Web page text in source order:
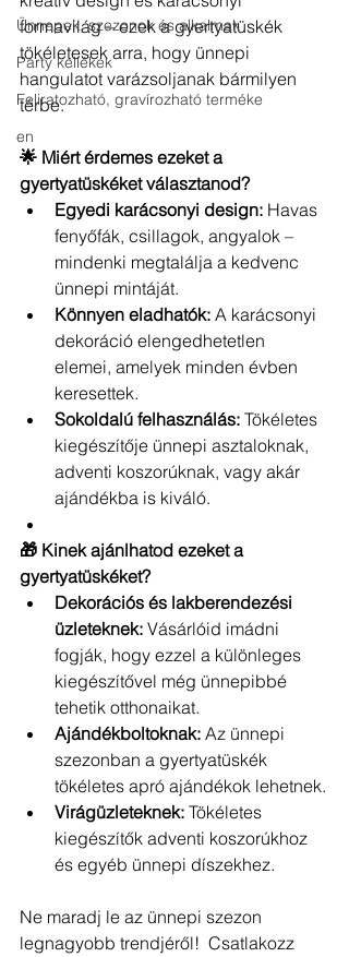
Ünnepek, szezonok és alkalmak
Party kellékek
Feliratozható, gravírozható terméke
en
formavilág – ezek a gyertyatüskék
tökéletesek arra, hogy ünnepi
hangulatot varázsoljanak bármilyen
térbe.
🌟 Miért érdemes ezeket a
gyertyatüskéket választanod?
Egyedi karácsonyi design: Havas
fenyőfák, csillagok, angyalok –
mindenki megtalálja a kedvenc
ünnepi mintáját.
Könnyen eladhatók: A karácsonyi
dekoráció elengedhetetlen
elemei, amelyek minden évben
keresettek.
Sokoldalú felhasználás: Tökéletes
kiegészítője ünnepi asztaloknak,
adventi koszorúknak, vagy akár
ajándékba is kiváló.
🎁 Kinek ajánlhatod ezeket a
gyertyatüskéket?
Dekorációs és lakberendezési
üzleteknek: Vásárlóid imádni
fogják, hogy ezzel a különleges
kiegészítővel még ünnepibbé
tehetik otthonaikat.
Ajándékboltoknak: Az ünnepi
szezonban a gyertyatüskék
tökéletes apró ajándékok lehetnek.
Virágüzleteknek: Tökéletes
kiegészítők adventi koszorúkhoz
és egyéb ünnepi díszekhez.
Ne maradj le az ünnepi szezon
legnagyobb trendjéről!  Csatlakozz